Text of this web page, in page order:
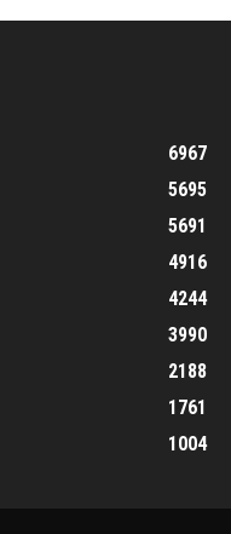
6967
5695
5691
4916
4244
3990
2188
1761
1004